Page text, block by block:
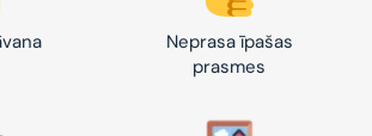
Neprasa īpašas
prasmes